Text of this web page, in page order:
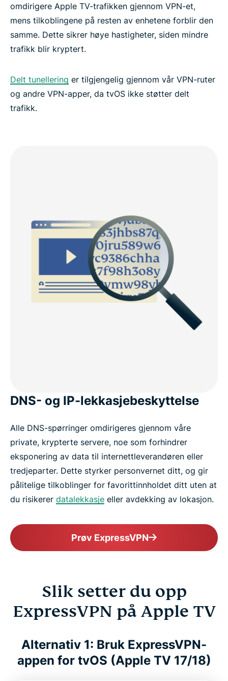
omdirigere Apple TV-trafikken gjennom VPN-et,
mens tilkoblingene på resten av enhetene forblir den
samme. Dette sikrer høye hastigheter, siden mindre
trafikk blir kryptert.
Delt tunellering er tilgjengelig gjennom vår VPN-ruter
og andre VPN-apper, da tvOS ikke støtter delt
trafikk.
DNS- og IP-lekkasjebeskyttelse
Alle DNS-spørringer omdirigeres gjennom våre
private, krypterte servere, noe som forhindrer
eksponering av data til internettleverandøren eller
tredjeparter. Dette styrker personvernet ditt, og gir
pålitelige tilkoblinger for favorittinnholdet ditt uten at
du risikerer datalekkasje eller avdekking av lokasjon.
Prøv ExpressVPN
Slik setter du opp
ExpressVPN på Apple TV
Alternativ 1: Bruk ExpressVPN-
appen for tvOS (Apple TV 17/18)